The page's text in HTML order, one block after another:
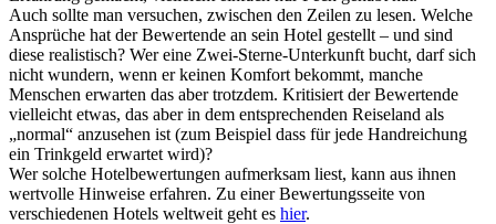
Auch sollte man versuchen, zwischen den Zeilen zu lesen. Welche
Ansprüche hat der Bewertende an sein Hotel gestellt – und sind
diese realistisch? Wer eine Zwei-Sterne-Unterkunft bucht, darf sich
nicht wundern, wenn er keinen Komfort bekommt, manche
Menschen erwarten das aber trotzdem. Kritisiert der Bewertende
vielleicht etwas, das aber in dem entsprechenden Reiseland als
„normal“ anzusehen ist (zum Beispiel dass für jede Handreichung
ein Trinkgeld erwartet wird)?
Wer solche Hotelbewertungen aufmerksam liest, kann aus ihnen
wertvolle Hinweise erfahren. Zu einer Bewertungsseite von
verschiedenen Hotels weltweit geht es hier.